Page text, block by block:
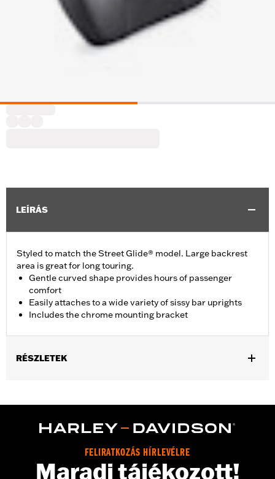
LEÍRÁS
Styled to match the Street Glide® model. Large backrest
area is great for long touring.
Gentle curved shape provides hours of passenger
comfort
Easily attaches to a wide variety of sissy bar uprights
Includes the chrome mounting bracket
RÉSZLETEK
Upright P/N 52723-06A, Premium H-D® Detachables™ Sissy Bar
Upright P/N 52300257 or 52300258 and Quick Release Sissy
Bar Upright 52300415 and 52300324A. Also fits '18-later Softail®
Bar Uprights. Pad height 8.0" width 12.0". Does not fit '21-later
FELIRATKOZÁS HÍRLEVÉLRE
Maradj tájékozott!